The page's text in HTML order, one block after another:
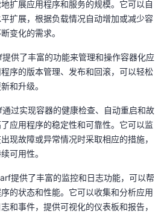
扩展应用程序和服务的规模。它可以自
扩展，根据负载情况自动增加或减少容
变化的需求。
供了丰富的功能来管理和操作容器化应
序的版本管理、发布和回滚，可以轻松
和升级。
过实现容器的健康检查、自动重启和故
应用程序的稳定性和可靠性。它可以监
现故障或异常情况时采取相应的措施，
可用性。
提供了丰富的监控和日志功能，可以帮
的状态和性能。它可以收集和分析应用
和事件，提供可视化的仪表板和报告，